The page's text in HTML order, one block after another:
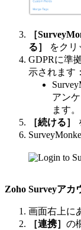
［
る］
をクリ
GDPRに準
示されます：
アン
ます。
［続ける］
Zoho Surveyアカ
画面右上に
［連携］ の